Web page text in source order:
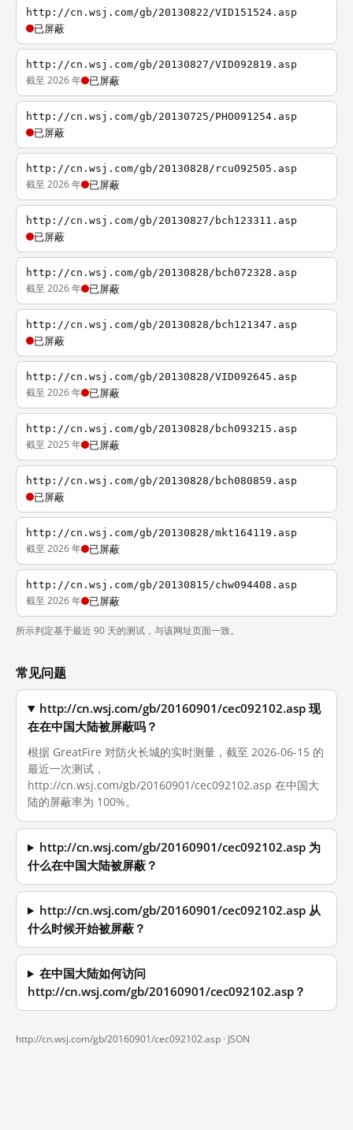
http://cn.wsj.com/gb/20130822/VID151524.asp
已屏蔽
http://cn.wsj.com/gb/20130827/VID092819.asp
截至 2026 年 已屏蔽
http://cn.wsj.com/gb/20130725/PHO091254.asp
已屏蔽
http://cn.wsj.com/gb/20130828/rcu092505.asp
截至 2026 年 已屏蔽
http://cn.wsj.com/gb/20130827/bch123311.asp
已屏蔽
http://cn.wsj.com/gb/20130828/bch072328.asp
截至 2026 年 已屏蔽
http://cn.wsj.com/gb/20130828/bch121347.asp
已屏蔽
http://cn.wsj.com/gb/20130828/VID092645.asp
截至 2026 年 已屏蔽
http://cn.wsj.com/gb/20130828/bch093215.asp
截至 2025 年 已屏蔽
http://cn.wsj.com/gb/20130828/bch080859.asp
已屏蔽
http://cn.wsj.com/gb/20130828/mkt164119.asp
截至 2026 年 已屏蔽
http://cn.wsj.com/gb/20130815/chw094408.asp
截至 2026 年 已屏蔽
所示判定基于最近 90 天的测试，与该网址页面一致。
常见问题
http://cn.wsj.com/gb/20160901/cec092102.asp 现
在在中国大陆被屏蔽吗？
根据 GreatFire 对防火长城的实时测量，截至 2026-06-15 的
最近一次测试，
http://cn.wsj.com/gb/20160901/cec092102.asp 在中国大
陆的屏蔽率为 100%。
http://cn.wsj.com/gb/20160901/cec092102.asp 为
什么在中国大陆被屏蔽？
http://cn.wsj.com/gb/20160901/cec092102.asp 从
什么时候开始被屏蔽？
在中国大陆如何访问
http://cn.wsj.com/gb/20160901/cec092102.asp？
http://cn.wsj.com/gb/20160901/cec092102.asp · JSON